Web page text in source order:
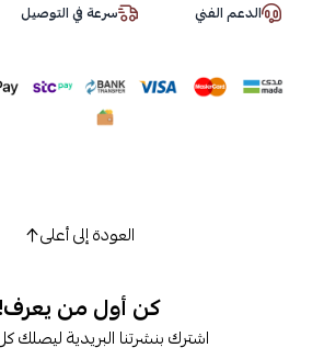
الدعم الفني سرعة في التوصيل
العودة إلى أعلى
كن أول من يعرف!
اشترك بنشرتنا البريدية ليصلك